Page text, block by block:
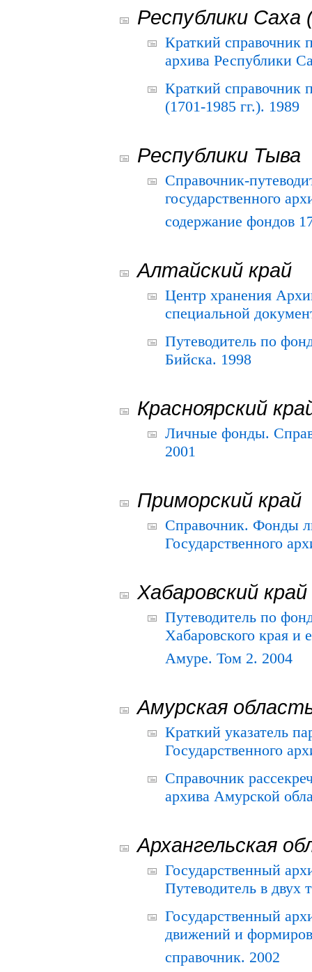
Республики Саха
Краткий справочник
архива Республики
Краткий
(1701-1985 гг.). 1989
Республики Тыва
Справочник-
государственного
содержание фондов
Алтайский край
Центр хранения
специальной
Путеводитель по
Бийска. 1998
Красноярский
Личные фонды.
2001
Приморский край
Справочник. Фонды
Государственного
Хабаровский край
Путеводитель по
Хабаровского края и
Амуре. Том 2. 2004
Амурская
Краткий указатель
Государственного
Справочник
архива Амурской
Архангельская
Государственный
Путеводитель в двух
Государственный
движений и
справочник. 2002